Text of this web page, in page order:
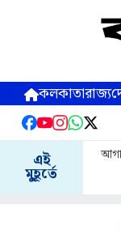
কলকাতারাজ্য
এই
মুহূর্তে